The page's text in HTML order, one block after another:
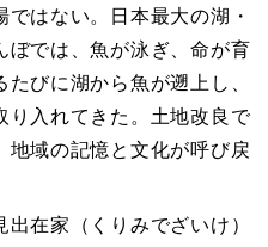
はない。日本最大の湖・
ぼでは、魚が泳ぎ、命が育
びに湖から魚が遡上し、
り入れてきた。土地改良で
地域の記憶と文化が呼び戻
在家（くりみでざいけ）